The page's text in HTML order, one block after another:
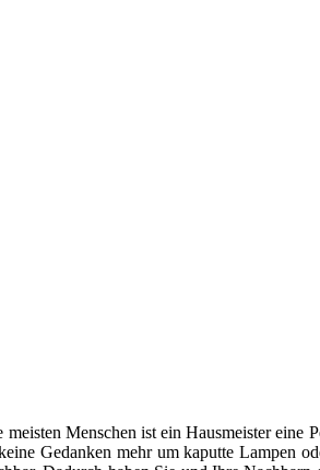
Menschen ist ein Hausmeister eine
Gedanken mehr um kaputte Lampen